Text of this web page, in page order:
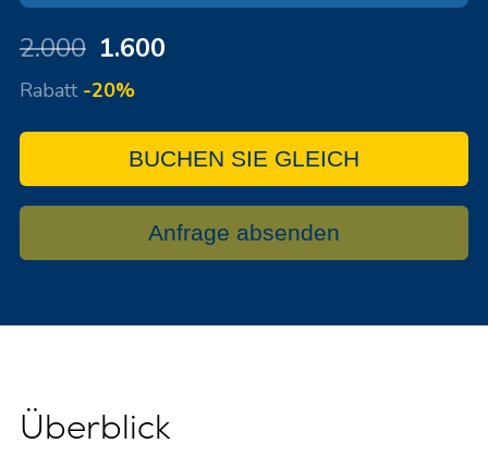
2.000 1.600
Rabatt -20%
BUCHEN SIE GLEICH
Anfrage absenden
Überblick